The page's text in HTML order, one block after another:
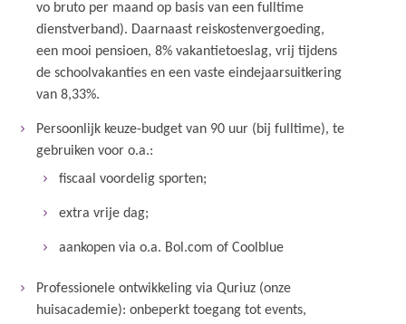
vo bruto per maand op basis van een fulltime
dienstverband). Daarnaast reiskostenvergoeding,
een mooi pensioen, 8% vakantietoeslag, vrij tijdens
de schoolvakanties en een vaste eindejaarsuitkering
van 8,33%.
Persoonlijk keuze-budget van 90 uur (bij fulltime), te
gebruiken voor o.a.:
fiscaal voordelig sporten;
extra vrije dag;
aankopen via o.a. Bol.com of Coolblue
Professionele ontwikkeling via Quriuz (onze
huisacademie): onbeperkt toegang tot events,